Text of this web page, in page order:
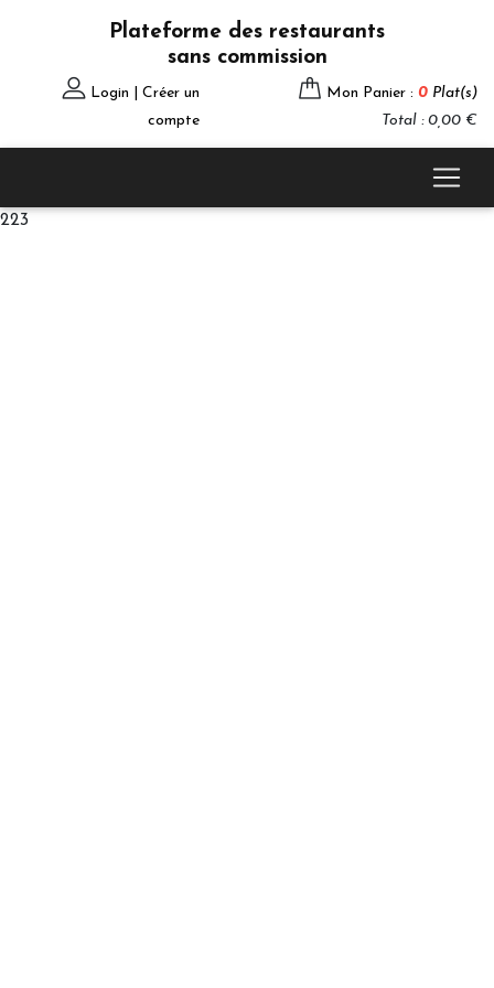
Plateforme des restaurants
sans commission
Login | Créer un
compte
Mon Panier : 0 Plat(s)
Total : 0,00 €
223